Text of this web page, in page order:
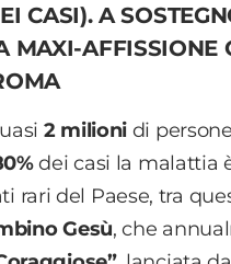
CASI). A
AFFISSIONE
2 milioni di
dei casi la malattia
rari del Paese, tra
Gesù, che